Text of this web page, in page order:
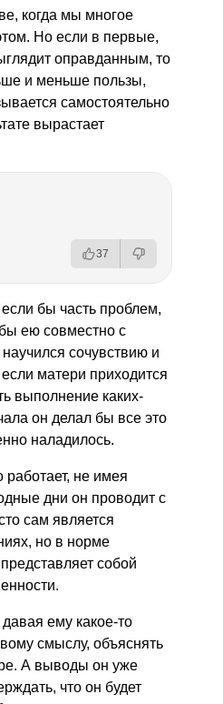
когда мы многое
Но если в первые,
оправданным, то
и меньше пользы,
самостоятельно
вырастает
37
бы часть проблем,
ею совместно с
сочувствию и
матери приходится
выполнение каких-
он делал бы все это
наладилось.
работает, не имея
дни он проводит с
сам является
но в норме
собой
ему какое-то
смыслу, объяснять
А выводы он уже
что он будет